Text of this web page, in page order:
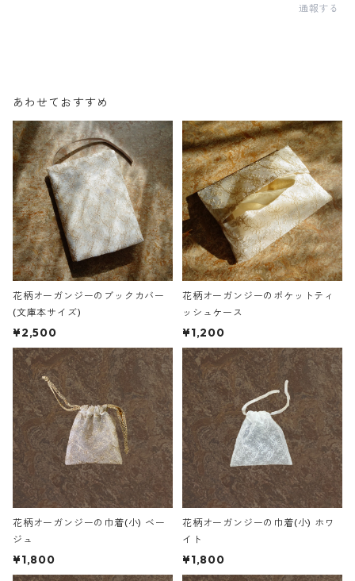
通報する
あわせておすすめ
花柄オーガンジーのブックカバー
(文庫本サイズ)
¥2,500
花柄オーガンジーのポケットティ
ッシュケース
¥1,200
花柄オーガンジーの巾着(小) ベー
ジュ
¥1,800
花柄オーガンジーの巾着(小) ホワ
イト
¥1,800